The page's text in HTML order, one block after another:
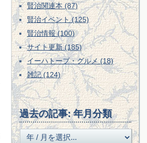
賢治関連本 (87)
賢治イベント (125)
賢治情報 (100)
サイト更新 (185)
イーハトーブ・グルメ (18)
雑記 (124)
過去の記事: 年月分類